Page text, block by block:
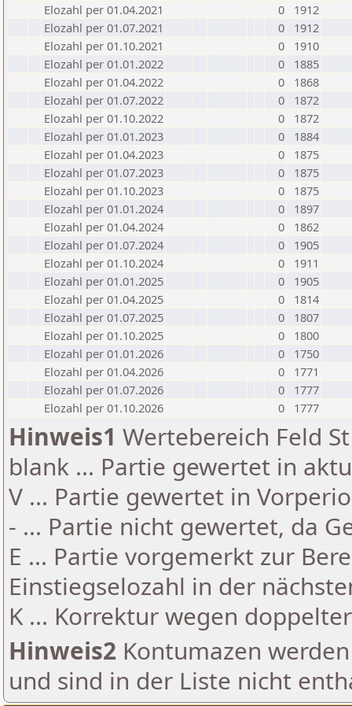
Elozahl per 01.04.2021
0
1912
Elozahl per 01.07.2021
0
1912
Elozahl per 01.10.2021
0
1910
Elozahl per 01.01.2022
0
1885
Elozahl per 01.04.2022
0
1868
Elozahl per 01.07.2022
0
1872
Elozahl per 01.10.2022
0
1872
Elozahl per 01.01.2023
0
1884
Elozahl per 01.04.2023
0
1875
Elozahl per 01.07.2023
0
1875
Elozahl per 01.10.2023
0
1875
Elozahl per 01.01.2024
0
1897
Elozahl per 01.04.2024
0
1862
Elozahl per 01.07.2024
0
1905
Elozahl per 01.10.2024
0
1911
Elozahl per 01.01.2025
0
1905
Elozahl per 01.04.2025
0
1814
Elozahl per 01.07.2025
0
1807
Elozahl per 01.10.2025
0
1800
Elozahl per 01.01.2026
0
1750
Elozahl per 01.04.2026
0
1771
Elozahl per 01.07.2026
0
1777
Elozahl per 01.10.2026
0 1777
Hinweis1 Wertebereich Feld
blank ... Partie gewertet in
V ... Partie gewertet in
- ... Partie nicht gewertet, da
E ... Partie vorgemerkt zur
Einstiegselozahl in der
K ... Korrektur wegen
Hinweis2 Kontumazen
und sind in der Liste nicht